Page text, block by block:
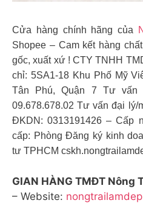
Cửa hàng chính hãng của
Shopee – Cam kết hàng
gốc, xuất xứ ! CTY TNHH
chỉ: 5SA1-18 Khu Phố Mỹ
Tân Phú, Quận 7 Tư vấn
09.678.678.02 Tư vấn đại lý/
ĐKDN: 0313191426 – Cấp
cấp: Phòng Đăng ký kinh
tư TPHCM
GIAN HÀNG TMĐT Nông
– Website: